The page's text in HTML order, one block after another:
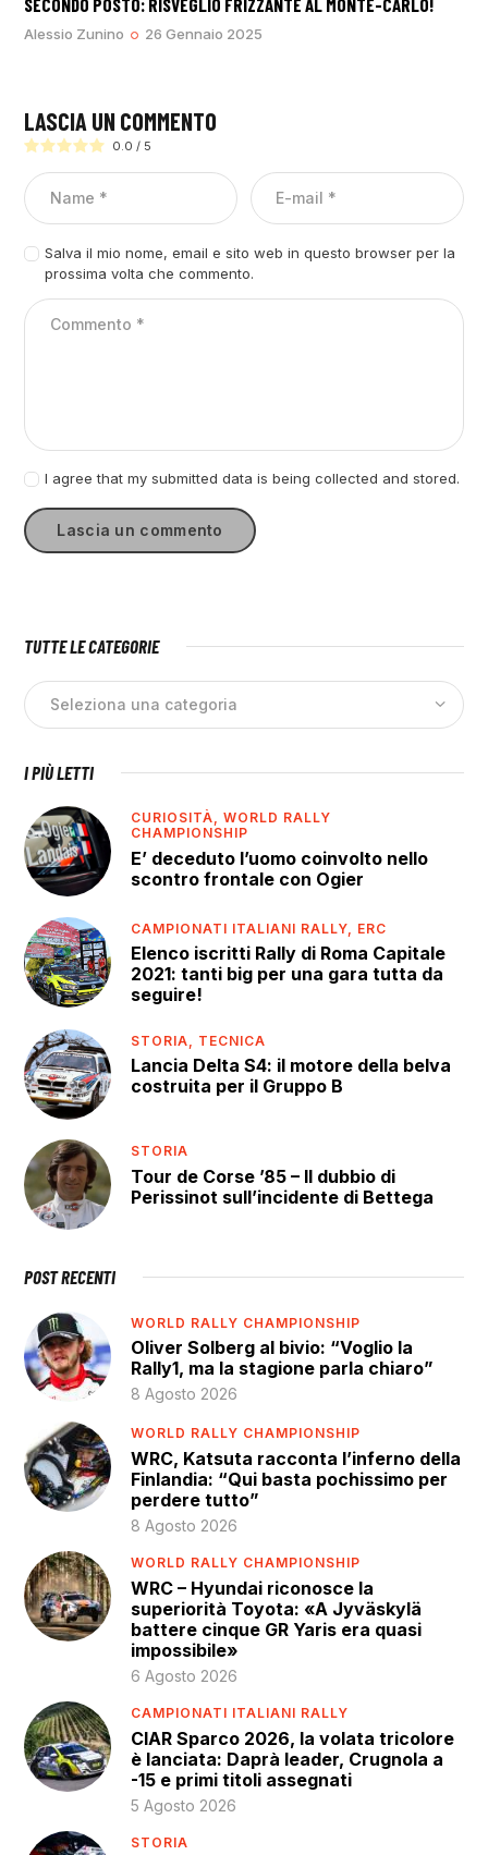
Alessio Zunino 26 Gennaio 2025
LASCIA UN COMMENTO
0.0 / 5
Salva il mio nome, email e sito web in questo browser per la
prossima volta che commento.
I agree that my submitted data is being collected and stored.
TUTTE LE CATEGORIE
I PIÙ LETTI
CURIOSITÀ,WORLD RALLY
CHAMPIONSHIP
E’ deceduto l’uomo coinvolto nello
scontro frontale con Ogier
CAMPIONATI ITALIANI RALLY, ERC
Elenco iscritti Rally di Roma Capitale
2021: tanti big per una gara tutta da
seguire!
STORIA, TECNICA
Lancia Delta S4: il motore della belva
costruita per il Gruppo B
STORIA
Tour de Corse ’85 – Il dubbio di
Perissinot sull’incidente di Bettega
POST RECENTI
WORLD RALLY CHAMPIONSHIP
Oliver Solberg al bivio: “Voglio la
Rally1, ma la stagione parla chiaro”
8 Agosto 2026
WORLD RALLY CHAMPIONSHIP
WRC, Katsuta racconta l’inferno della
Finlandia: “Qui basta pochissimo per
perdere tutto”
8 Agosto 2026
WORLD RALLY CHAMPIONSHIP
WRC – Hyundai riconosce la
superiorità Toyota: «A Jyväskylä
battere cinque GR Yaris era quasi
impossibile»
6 Agosto 2026
CAMPIONATI ITALIANI RALLY
CIAR Sparco 2026, la volata tricolore
è lanciata: Daprà leader, Crugnola a
-15 e primi titoli assegnati
5 Agosto 2026
STORIA